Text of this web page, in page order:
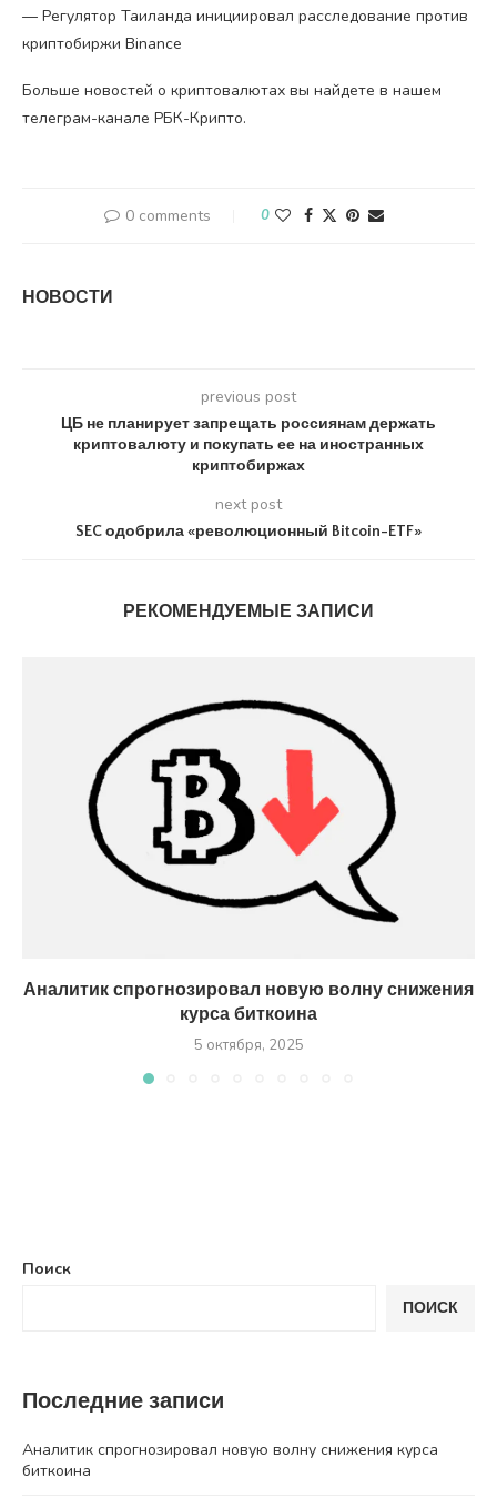
— Регулятор Таиланда инициировал расследование против
криптобиржи Binance
Больше новостей о криптовалютах вы найдете в нашем
телеграм-канале РБК-Крипто.
0 comments 0
НОВОСТИ
previous post
ЦБ не планирует запрещать россиянам держать
криптовалюту и покупать ее на иностранных
криптобиржах
next post
SEC одобрила «революционный Bitcoin-ETF»
РЕКОМЕНДУЕМЫЕ ЗАПИСИ
Аналитик спрогнозировал новую волну снижения
курса биткоина
5 октября, 2025
Поиск
ПОИСК
Последние записи
Аналитик спрогнозировал новую волну снижения курса
биткоина